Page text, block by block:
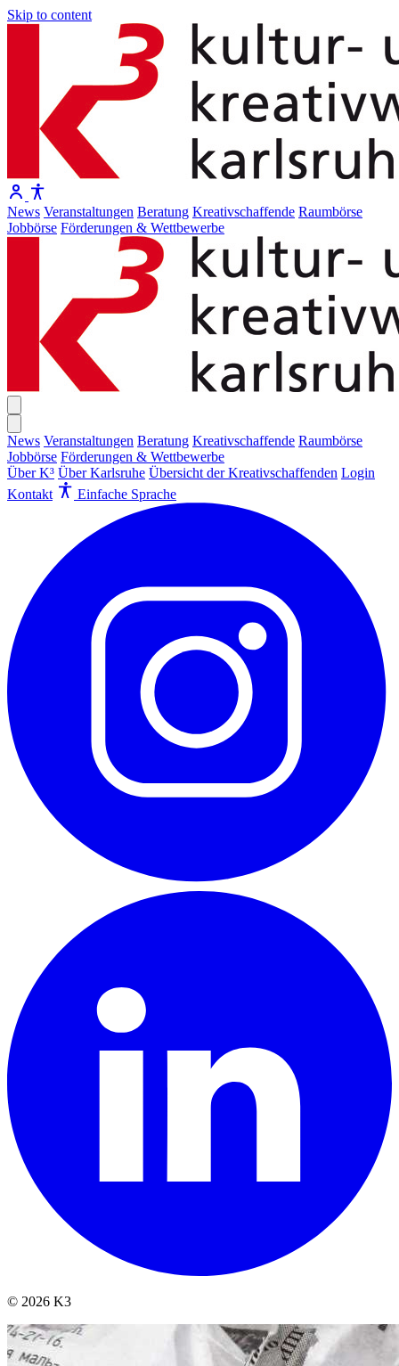
Skip to content
News Veranstaltungen Beratung Kreativschaffende Raumbörse
Jobbörse Förderungen & Wettbewerbe
News Veranstaltungen Beratung Kreativschaffende Raumbörse
Jobbörse Förderungen & Wettbewerbe
Über K³ Über Karlsruhe Übersicht der Kreativschaffenden Login
Kontakt
Einfache Sprache
© 2026 K3